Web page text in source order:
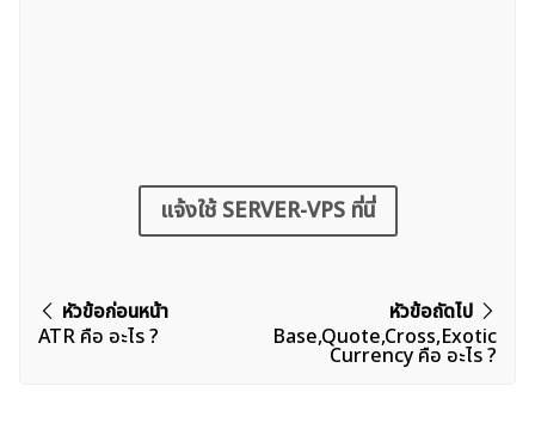
แจ้งใช้ SERVER-VPS ที่นี่
แนะแนว
เรื่อง
หัวข้อก่อนหน้า
ATR คือ อะไร ?
หัวข้อถัดไป
Base,Quote,Cross,Exotic
Currency คือ อะไร ?